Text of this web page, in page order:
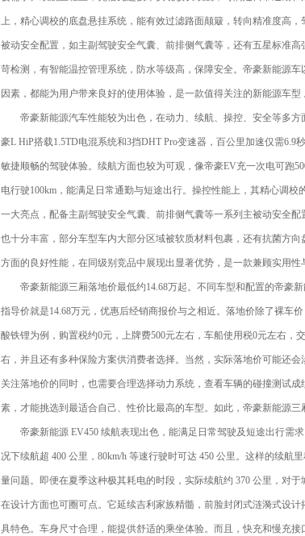
上，精心调校的底盘悬挂系统，能有效过滤路面颠簸，转向精准度高
被动安全配置，如主副驾驶安全气囊、前排侧气囊等，还有五星标准
苛检测，有智能温控管理系统，防水等级高，保障安全。帝豪新能源
因素，都能为用户带来良好的使用体验，是一款值得关注的新能源车型
帝豪新能源汽车性能较为出色，在动力、续航、操控、安全等多方
豪L HiP搭载1.5TD电混系统和3挡DHT Pro变速器，百公里加速仅需
敏捷顺畅的驾驶体验。续航方面也较为可观，像帝豪EV充一次电可跑
电行驶100km，能满足日常通勤与短途出行。操控性能上，其精心调
一大亮点，配备主副驾驶安全气囊、前排侧气囊等一系列主被动安全
也十分丰富，部分车型车内大部分区域被软质材料包裹，还有抗菌方
方面的良好性能，在同级别竞品中展现出显著优势，是一款兼顾实用性
帝豪新能源三厢落地价最低约14.68万起。不同车型和配置的帝豪新
指导价就是14.68万元，优惠后经销商报价与之相近。落地价除了裸车
酸铁锂为例，购置税约0元，上牌费500元左右，车船使用税0元左右，
右，并且还有多种保险方案供消费者选择。当然，实际落地价可能还
关注落地价的同时，也需要合理选择动力系统，查看车辆的碰撞测试
素，才能挑选到最适合自己、性价比最高的车型。如此，帝豪新能源三
帝豪新能源 EV450 续航表现出色，能满足日常驾驶及短途出行需
况下续航超 400 公里，80km/h 等速行驶时可达 450 公里。这样的续
量问题。即便在夏季这种极其耗电的时段，实际续航约 370 公里，对
在设计方面也可圈可点。它延续吉利家族精髓，前脸封闭式涟漪式设
具特色。车身尺寸合理，能提供舒适的乘坐体验。而且，快充和慢充